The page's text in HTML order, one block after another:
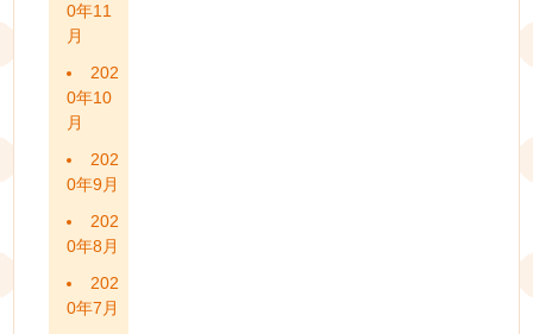
0年11
月
202
0年10
月
202
0年9月
202
0年8月
202
0年7月